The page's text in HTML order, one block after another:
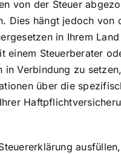
von der Steuer
Dies hängt jedoch von
in Ihrem
einem Steuerberater
in Verbindung zu
über die